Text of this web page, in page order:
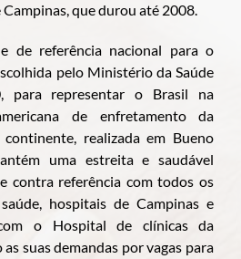
que durou até 2008.
de referência nacional para o
pelo Ministério da Saúde
para representar o Brasil na
de enfretamento da
realizada em Bueno
uma estreita e saudável
contra referência com todos os
hospitais de Campinas e
o Hospital de clínicas da
suas demandas por vagas para